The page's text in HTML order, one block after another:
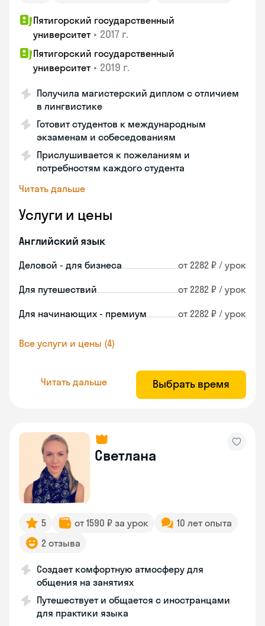
Пятигорский государственный
университет • 2017 г.
Пятигорский государственный
университет • 2019 г.
Получила магистерский диплом с отличием
в лингвистике
Готовит студентов к международным
экзаменам и собеседованиям
Прислушивается к пожеланиям и
потребностям каждого студента
Читать дальше
Услуги и цены
Английский язык
Деловой - для бизнеса от 2282 ₽ / урок
Для путешествий от 2282 ₽ / урок
Для начинающих - премиум от 2282 ₽ / урок
Все услуги и цены (4)
Читать дальше Выбрать время
Светлана
5 от 1590 ₽ за урок
10 лет опыта
2 отзыва
Создает комфортную атмосферу для
общения на занятиях
Путешествует и общается с иностранцами
для практики языка